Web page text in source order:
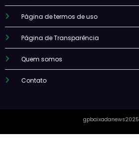
Página de termos de uso
Página de Transparência
Quem somos
Contato
gpbaixadanews2025